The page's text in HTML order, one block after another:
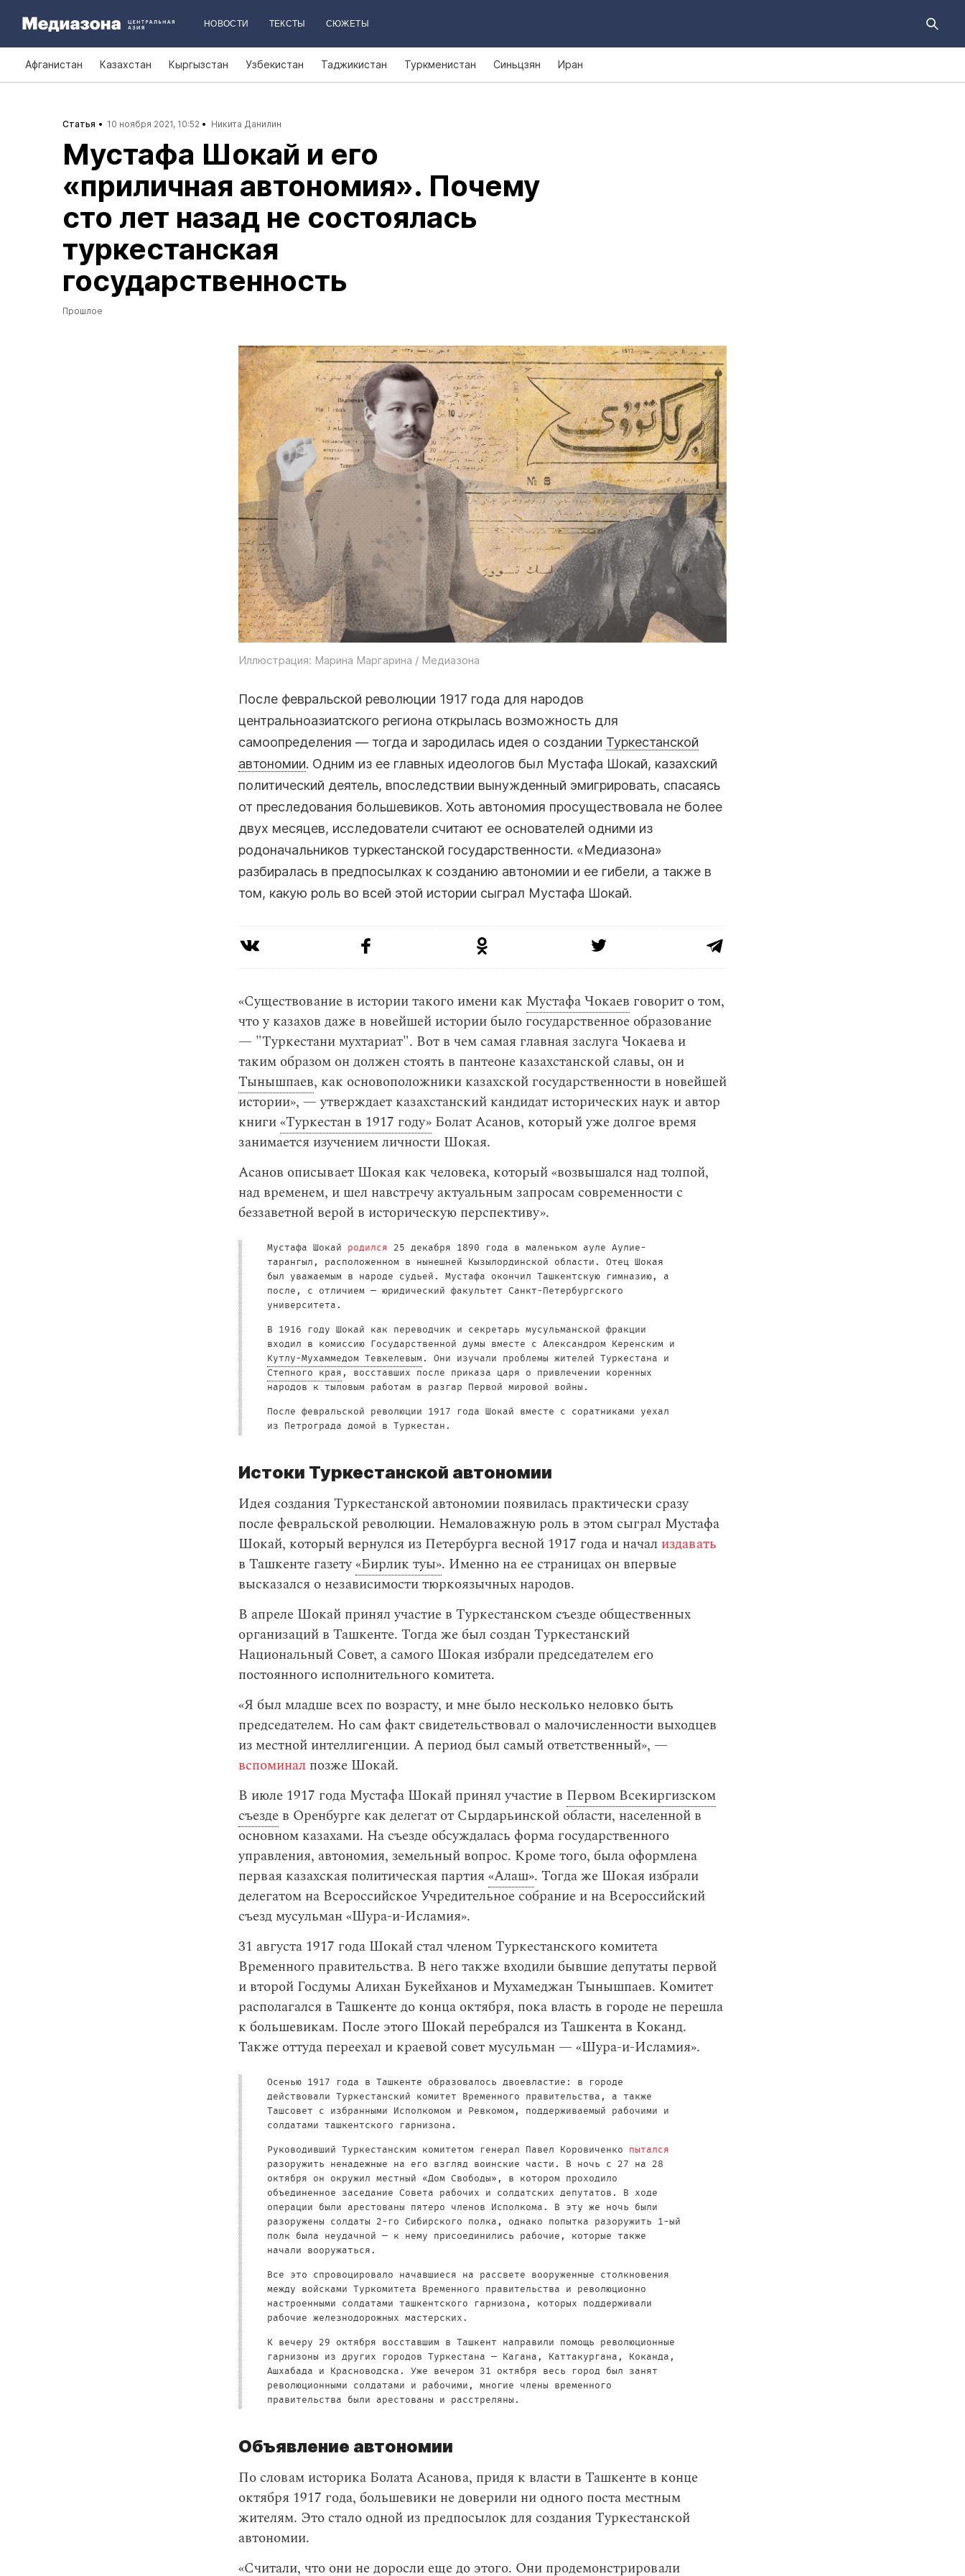
НОВОСТИ ТЕКСТЫ СЮЖЕТЫ
Афганистан Казахстан Кыргызстан Узбекистан Таджикистан Туркменистан Синьцзян Иран
Статья 10 ноября 2021, 10:52 Никита Данилин
Мустафа Шокай и его
«приличная автономия». Почему
сто лет назад не состоялась
туркестанская
государственность
Прошлое
Иллюстрация: Марина Маргарина / Медиазона
После февральской революции 1917 года для народов
центральноазиатского региона открылась возможность для
самоопределения — тогда и зародилась идея о создании Туркестанской
автономии. Одним из ее главных идеологов был Мустафа Шокай, казахский
политический деятель, впоследствии вынужденный эмигрировать, спасаясь
от преследования большевиков. Хоть автономия просуществовала не более
двух месяцев, исследователи считают ее основателей одними из
родоначальников туркестанской государственности. «Медиазона»
разбиралась в предпосылках к созданию автономии и ее гибели, а также в
том, какую роль во всей этой истории сыграл Мустафа Шокай.
«Существование в истории такого имени как Мустафа Чокаев говорит о том,
что у казахов даже в новейшей истории было государственное образование
— "Туркестани мухтариат". Вот в чем самая главная заслуга Чокаева и
таким образом он должен стоять в пантеоне казахстанской славы, он и
Тынышпаев, как основоположники казахской государственности в новейшей
истории», — утверждает казахстанский кандидат исторических наук и автор
книги«Туркестан в 1917 году» Болат Асанов, который уже долгое время
занимается изучением личности Шокая.
Асанов описывает Шокая как человека, который «возвышался над толпой,
над временем, и шел навстречу актуальным запросам современности с
беззаветной верой в историческую перспективу».
Мустафа Шокай родился 25 декабря 1890 года в маленьком ауле Аулие-
тарангыл, расположенном в нынешней Кызылординской области. Отец Шокая
был уважаемым в народе судьей. Мустафа окончил Ташкентскую гимназию, а
после, с отличием — юридический факультет Санкт-Петербургского
университета.
В 1916 году Шокай как переводчик и секретарь мусульманской фракции
входил в комиссию Государственной думы вместе с Александром Керенским и
Кутлу-Мухаммедом Тевкелевым. Они изучали проблемы жителей Туркестана и
Степного края, восставших после приказа царя о привлечении коренных
народов к тыловым работам в разгар Первой мировой войны.
После февральской революции 1917 года Шокай вместе с соратниками уехал
из Петрограда домой в Туркестан.
Истоки Туркестанской автономии
Идея создания Туркестанской автономии появилась практически сразу
после февральской революции. Немаловажную роль в этом сыграл Мустафа
Шокай, который вернулся из Петербурга весной 1917 года и начал издавать
в Ташкенте газету«Бирлик туы». Именно на ее страницах он впервые
высказался о независимости тюркоязычных народов.
В апреле Шокай принял участие в Туркестанском съезде общественных
организаций в Ташкенте. Тогда же был создан Туркестанский
Национальный Совет, а самого Шокая избрали председателем его
постоянного исполнительного комитета.
«Я был младше всех по возрасту, и мне было несколько неловко быть
председателем. Но сам факт свидетельствовал о малочисленности выходцев
из местной интеллигенции. А период был самый ответственный», —
вспоминал позже Шокай.
В июле 1917 года Мустафа Шокай принял участие в Первом Всекиргизском
съезде в Оренбурге как делегат от Сырдарьинской области, населенной в
основном казахами. На съезде обсуждалась форма государственного
управления, автономия, земельный вопрос. Кроме того, была оформлена
первая казахская политическая партия «Алаш». Тогда же Шокая избрали
делегатом на Всероссийское Учредительное собрание и на Всероссийский
съезд мусульман «Шура-и-Исламия».
31 августа 1917 года Шокай стал членом Туркестанского комитета
Временного правительства. В него также входили бывшие депутаты первой
и второй Госдумы Алихан Букейханов и Мухамеджан Тынышпаев. Комитет
располагался в Ташкенте до конца октября, пока власть в городе не перешла
к большевикам. После этого Шокай перебрался из Ташкента в Коканд.
Также оттуда переехал и краевой совет мусульман — «Шура-и-Исламия».
Осенью 1917 года в Ташкенте образовалось двоевластие: в городе
действовали Туркестанский комитет Временного правительства, а также
Ташсовет с избранными Исполкомом и Ревкомом, поддерживаемый рабочими и
солдатами ташкентского гарнизона.
Руководивший Туркестанским комитетом генерал Павел Коровиченко пытался
разоружить ненадежные на его взгляд воинские части. В ночь с 27 на 28
октября он окружил местный «Дом Свободы», в котором проходило
объединенное заседание Совета рабочих и солдатских депутатов. В ходе
операции были арестованы пятеро членов Исполкома. В эту же ночь были
разоружены солдаты 2-го Сибирского полка, однако попытка разоружить 1-ый
полк была неудачной — к нему присоединились рабочие, которые также
начали вооружаться.
Все это спровоцировало начавшиеся на рассвете вооруженные столкновения
между войсками Туркомитета Временного правительства и революционно
настроенными солдатами ташкентского гарнизона, которых поддерживали
рабочие железнодорожных мастерских.
К вечеру 29 октября восставшим в Ташкент направили помощь революционные
гарнизоны из других городов Туркестана — Кагана, Каттакургана, Коканда,
Ашхабада и Красноводска. Уже вечером 31 октября весь город был занят
революционными солдатами и рабочими, многие члены временного
правительства были арестованы и расстреляны.
Объявление автономии
По словам историка Болата Асанова, придя к власти в Ташкенте в конце
октября 1917 года, большевики не доверили ни одного поста местным
жителям. Это стало одной из предпосылок для создания Туркестанской
автономии.
«Считали, что они не доросли еще до этого. Они продемонстрировали